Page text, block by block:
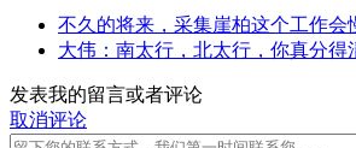
不久的将来，采集崖柏这个工作会
大伟：南太行，北太行，你真分得
发表我的留言或者评论
取消评论